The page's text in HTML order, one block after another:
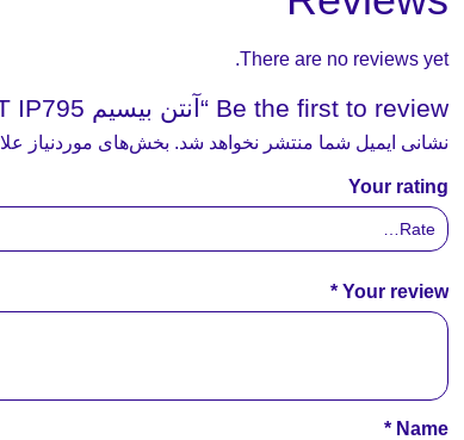
There are no reviews yet.
Be the first to review “آنتن بیسیم HYT IP795”
نشانی ایمیل شما منتشر نخواهد شد. بخش‌های موردنیاز
Your rating
Your review
*
Name
*